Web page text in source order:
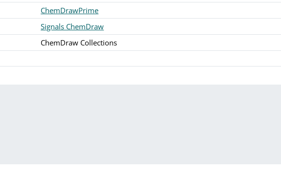
ChemDrawPrime
Signals ChemDraw
ChemDraw Collections